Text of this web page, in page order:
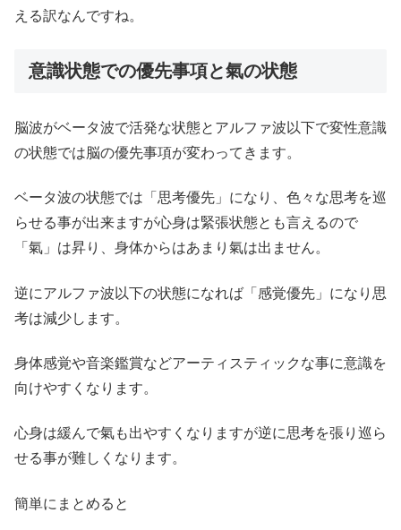
える訳なんですね。
意識状態での優先事項と氣の状態
脳波がベータ波で活発な状態とアルファ波以下で変性意識
の状態では脳の優先事項が変わってきます。
ベータ波の状態では「思考優先」になり、色々な思考を巡
らせる事が出来ますが心身は緊張状態とも言えるので
「氣」は昇り、身体からはあまり氣は出ません。
逆にアルファ波以下の状態になれば「感覚優先」になり思
考は減少します。
身体感覚や音楽鑑賞などアーティスティックな事に意識を
向けやすくなります。
心身は緩んで氣も出やすくなりますが逆に思考を張り巡ら
せる事が難しくなります。
簡単にまとめると